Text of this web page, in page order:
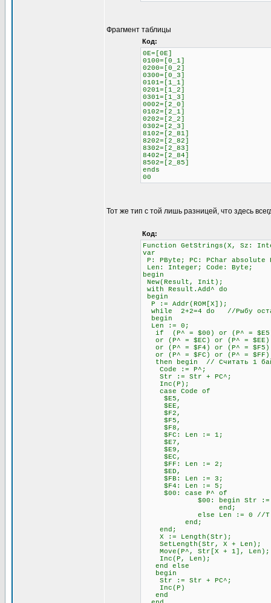
Фрагмент таблицы
Код:
0E=[0E]
0100=[0_1]
0200=[0_2]
0300=[0_3]
0101=[1_1]
0201=[1_2]
0301=[1_3]
0002=[2_0]
0102=[2_1]
0202=[2_2]
0302=[2_3]
8102=[2_81]
8202=[2_82]
8302=[2_83]
8402=[2_84]
8502=[2_85]
ends
00
Тот же тип с той лишь разницей, что здесь
Код:
Function GetStrings(X, Sz:
var
P: PByte; PC: PChar absolute
Len: Integer; Code: Byte;
begin
New(Result, Init);
with Result.Add^ do
begin
P := Addr(ROM[X]);
while 2+2=4 do //Рыбу
begin
Len := 0;
if (P^ = $00) or (P^ = $E5)
or (P^ = $EC) or (P^ = $EE)
or (P^ = $F4) or (P^ = $F5)
or (P^ = $FC) or (P^ = $FF)
then begin // Считать 1
Code := P^;
Str := Str + PC^;
Inc(P);
case Code of
$E5,
$EE,
$F2,
$F5,
$F8,
$FC: Len := 1;
$E7,
$E9,
$EC,
$FF: Len := 2;
$ED,
$FB: Len := 3;
$F4: Len := 5;
$00: case P^ of
$00: begin Str := Str +
end;
else Len := 0 //Т.к. 00,
end;
end;
X := Length(Str);
SetLength(Str, X + Len);
Move(P^, Str[X + 1], Len);
Inc(P, Len);
end else
begin
Str := Str + PC^;
Inc(P)
end